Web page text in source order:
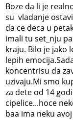
Boze da li je
su vladanje
da ce deca u
imali tu set_nju
kraju. Bilo je jako
lepih
koncentrisu da
uzivaju.Mi smo
za dete od 14
cipelice...hoce
baa ima neku